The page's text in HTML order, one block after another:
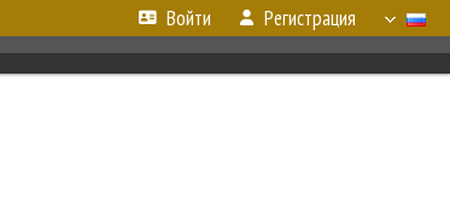
Войти Регистрация